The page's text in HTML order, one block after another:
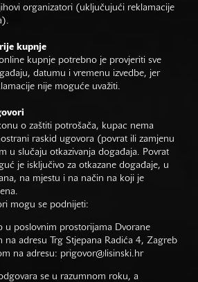
organizatori (uključujući reklamacije
kupnje
kupnje potrebno je provjeriti sve
datumu i vremenu izvedbe, jer
nije moguće uvažiti.
o zaštiti potrošača, kupac nema
raskid ugovora (povrat ili zamjenu
u slučaju otkazivanja događaja. Povrat
je isključivo za otkazane događaje, u
na mjestu i na način na koji je
mogu se podnijeti:
u poslovnim prostorijama Dvorane
na adresu Trg Stjepana Radića 4, Zagreb
na adresu: prigovor@lisinski.hr
se u razumnom roku, a